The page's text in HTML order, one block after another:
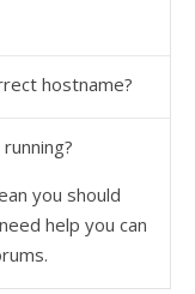
hostname?
you should
help you can
.